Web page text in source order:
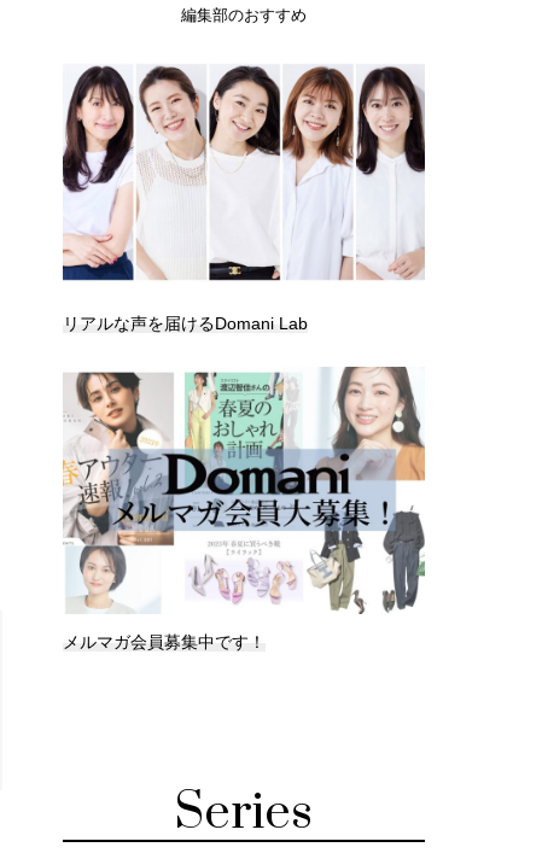
編集部のおすすめ
リアルな声を届けるDomani Lab
メルマガ会員募集中です！
Series